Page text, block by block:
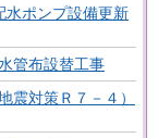
水ポンプ設備更新
管布設替工事
震対策Ｒ７－４）